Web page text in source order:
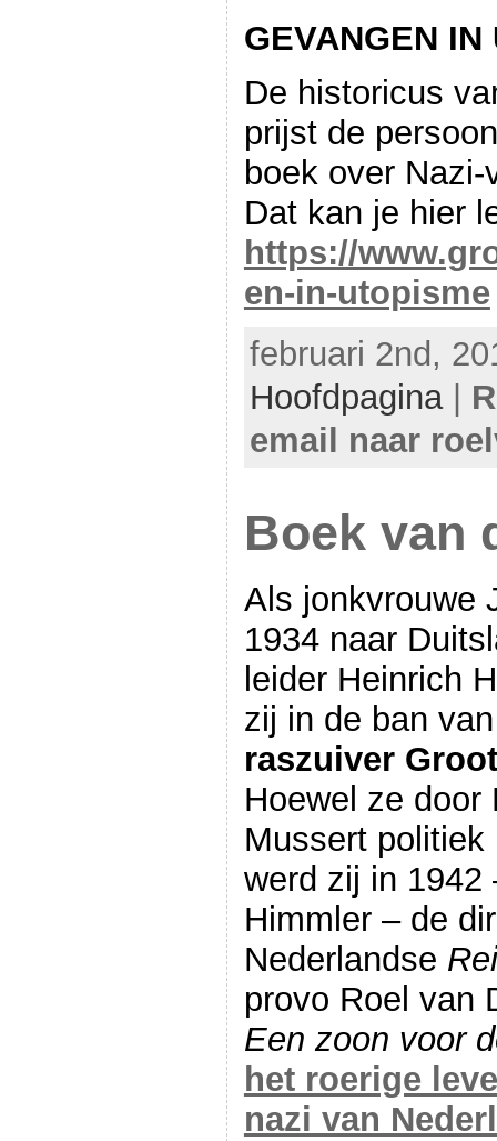
GEVANGEN IN
De historicus
prijst de
boek over
Dat kan je hier
https://
en-in-utopisme
februari 2nd,
Hoofdpagina|
email naar
Boek van
Als jonkvrouwe
1934 naar
leider Heinrich
zij in de ban
raszuiver
Hoewel ze door
Mussert
werd zij in 1942
Himmler – de
Nederlandse
provo Roel van
Een zoon voor
het roerige
nazi van